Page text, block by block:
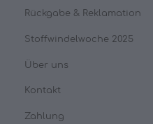
Rückgabe & Reklamation
Stoffwindelwoche 2025
Über uns
Kontakt
Zahlung